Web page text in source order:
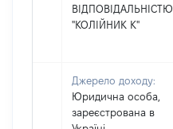
ВІДПОВІДАЛЬНІСТЮ
"КОЛІЙНИК К"
Джерело доходу:
Юридична особа,
зареєстрована в